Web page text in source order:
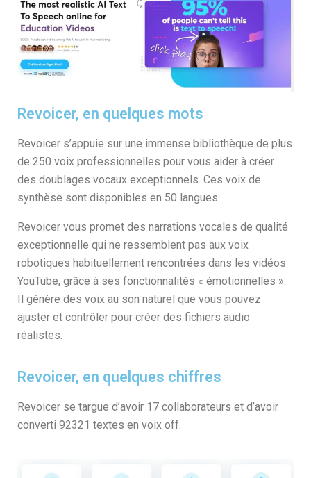
Revoicer, en quelques mots
Revoicer s’appuie sur une immense bibliothèque de plus
de 250 voix professionnelles pour vous aider à créer
des doublages vocaux exceptionnels. Ces voix de
synthèse sont disponibles en 50 langues.
Revoicer vous promet des narrations vocales de qualité
exceptionnelle qui ne ressemblent pas aux voix
robotiques habituellement rencontrées dans les vidéos
YouTube, grâce à ses fonctionnalités « émotionnelles ».
Il génère des voix au son naturel que vous pouvez
ajuster et contrôler pour créer des fichiers audio
réalistes.
Revoicer, en quelques chiffres
Revoicer se targue d’avoir 17 collaborateurs et d’avoir
converti 92321 textes en voix off.